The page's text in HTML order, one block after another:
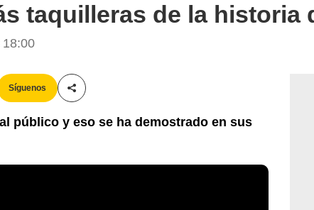
taquilleras de la historia
Síguenos
Compartir esta noticia
público y eso se ha demostrado en sus